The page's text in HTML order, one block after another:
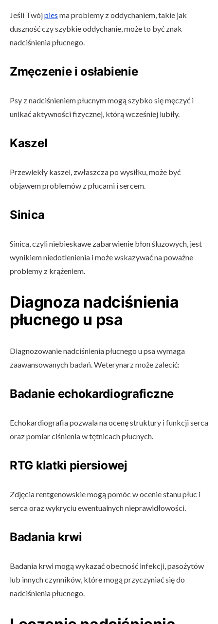
Jeśli Twójpies ma problemy z oddychaniem, takie jak
duszność czy szybkie oddychanie, może to być znak
nadciśnienia płucnego.
Zmęczenie i osłabienie
Psy z nadciśnieniem płucnym mogą szybko się męczyć i
unikać aktywności fizycznej, którą wcześniej lubiły.
Kaszel
Przewlekły kaszel, zwłaszcza po wysiłku, może być
objawem problemów z płucami i sercem.
Sinica
Sinica, czyli niebieskawe zabarwienie błon śluzowych, jest
wynikiem niedotlenienia i może wskazywać na poważne
problemy z krążeniem.
Diagnoza nadciśnienia
płucnego u psa
Diagnozowanie nadciśnienia płucnego u psa wymaga
zaawansowanych badań. Weterynarz może zalecić:
Badanie echokardiograficzne
Echokardiografia pozwala na ocenę struktury i funkcji serca
oraz pomiar ciśnienia w tętnicach płucnych.
RTG klatki piersiowej
Zdjęcia rentgenowskie mogą pomóc w ocenie stanu płuc i
serca oraz wykryciu ewentualnych nieprawidłowości.
Badania krwi
Badania krwi mogą wykazać obecność infekcji, pasożytów
lub innych czynników, które mogą przyczyniać się do
nadciśnienia płucnego.